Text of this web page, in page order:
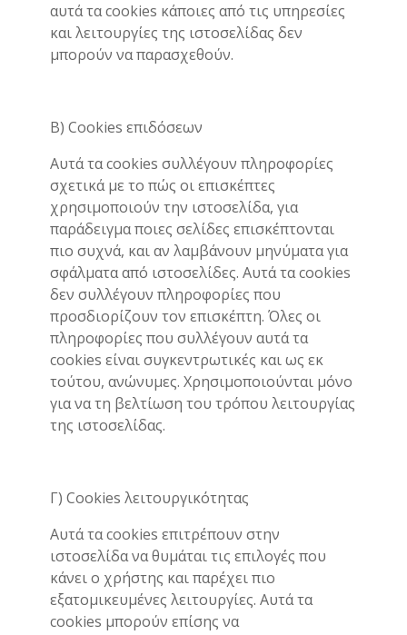
αυτά τα cookies κάποιες από τις υπηρεσίες
και λειτουργίες της ιστοσελίδας δεν
μπορούν να παρασχεθούν.
Β) Cookies επιδόσεων
Αυτά τα cookies συλλέγουν πληροφορίες
σχετικά με το πώς οι επισκέπτες
χρησιμοποιούν την ιστοσελίδα, για
παράδειγμα ποιες σελίδες επισκέπτονται
πιο συχνά, και αν λαμβάνουν μηνύματα για
σφάλματα από ιστοσελίδες. Αυτά τα cookies
δεν συλλέγουν πληροφορίες που
προσδιορίζουν τον επισκέπτη. Όλες οι
πληροφορίες που συλλέγουν αυτά τα
cookies είναι συγκεντρωτικές και ως εκ
τούτου, ανώνυμες. Χρησιμοποιούνται μόνο
για να τη βελτίωση του τρόπου λειτουργίας
της ιστοσελίδας.
Γ) Cookies λειτουργικότητας
Αυτά τα cookies επιτρέπουν στην
ιστοσελίδα να θυμάται τις επιλογές που
κάνει ο χρήστης και παρέχει πιο
εξατομικευμένες λειτουργίες. Αυτά τα
cookies μπορούν επίσης να